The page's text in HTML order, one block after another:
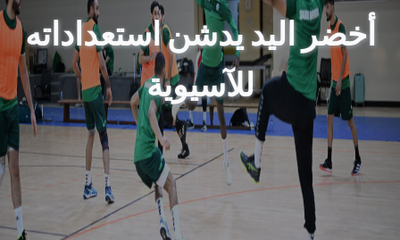
أخضر اليد يدشن استعداداته
للآسيوية